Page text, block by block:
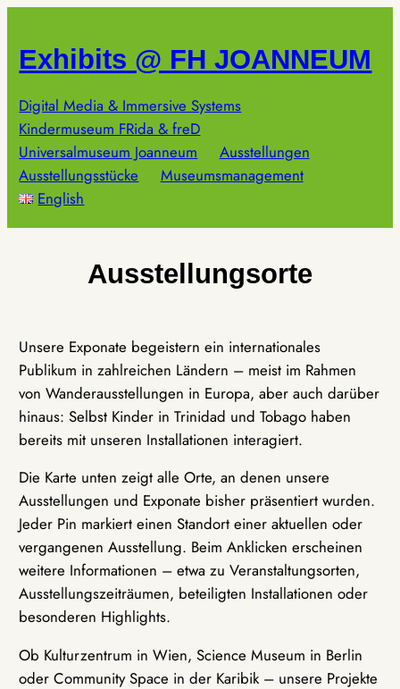
springen
Exhibits @ FH JOANNEUM
Digital Media & Immersive Systems
Kindermuseum FRida & freD
Universalmuseum Joanneum
Ausstellungen
Ausstellungsstücke
Museumsmanagement
English
Ausstellungsorte
Unsere Exponate begeistern ein internationales
Publikum in zahlreichen Ländern – meist im Rahmen
von Wanderausstellungen in Europa, aber auch darüber
hinaus: Selbst Kinder in Trinidad und Tobago haben
bereits mit unseren Installationen interagiert.
Die Karte unten zeigt alle Orte, an denen unsere
Ausstellungen und Exponate bisher präsentiert wurden.
Jeder Pin markiert einen Standort einer aktuellen oder
vergangenen Ausstellung. Beim Anklicken erscheinen
weitere Informationen – etwa zu Veranstaltungsorten,
Ausstellungszeiträumen, beteiligten Installationen oder
besonderen Highlights.
Ob Kulturzentrum in Wien, Science Museum in Berlin
oder Community Space in der Karibik – unsere Projekte